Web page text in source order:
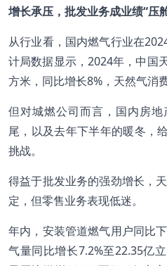
增长承压，批发业务成业绩“压
从行业看，国内燃气行业在
计局数据显示，2024年，中国
方米，同比增长8%，天然气消
但对城燃公司而言，国内房
尾，以及去年下半年的暖冬，
挑战。
得益于批发业务的强劲增长，
定，但零售业务表现低迷。
年内，安装管道燃气用户同比
气量同比增长7.2%至22.35亿